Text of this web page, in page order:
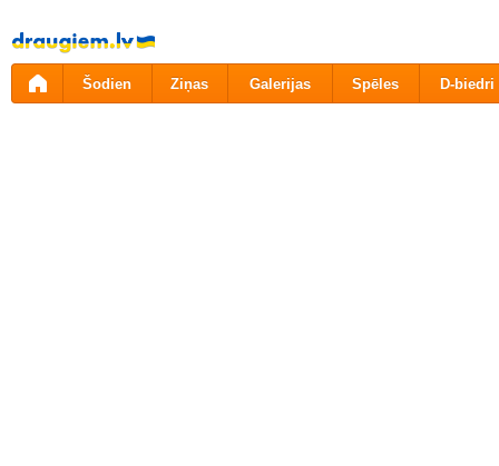
Pāriet
uz
saturu
Šodien Ziņas Galerijas Spēles D-biedri